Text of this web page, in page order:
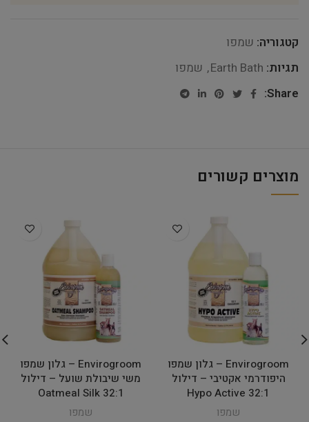
קטגוריה: שמפו
תגיות: Earth Bath
, שמפו
Share:
מוצרים קשורים
Envirogroom – גלון שמפו
היפודרמי אקטיבי – דילול
32:1 Hypo Active
שמפו
Envirogroom – גלון שמפו
משי שיבולת שועל – דילול
32:1 Oatmeal Silk
שמפו